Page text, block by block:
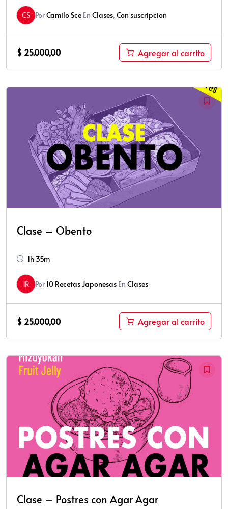
CS PorCamilo Sce En Clases, Con suscripcion
$ 25.000,00 Agregar al carrito
Clase – Obento
1h 35m
1R Por 10 Recetas Japonesas En Clases
$ 25.000,00 Agregar al carrito
Clase – Postres con Agar Agar